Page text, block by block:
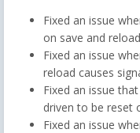
Fixed an issue
on save and
Fixed an issue
reload causes
Fixed an issue
driven to be reset
Fixed an issue